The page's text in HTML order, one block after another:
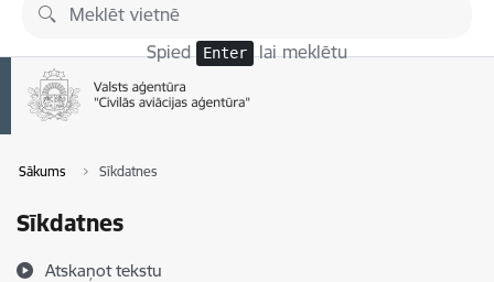
Pāriet uz lapas saturu
Spied Enter lai meklētu
Sākums Sīkdatnes
Sīkdatnes
Atskaņot tekstu